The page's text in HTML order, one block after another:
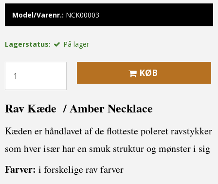
Model/Varenr.: NCK00003
Lagerstatus: På lager
KØB
Rav Kæde / Amber Necklace
Kæden er håndlavet af de flotteste poleret ravstykker
som hver især har en smuk struktur og mønster i sig
Farver: i forskelige rav farver